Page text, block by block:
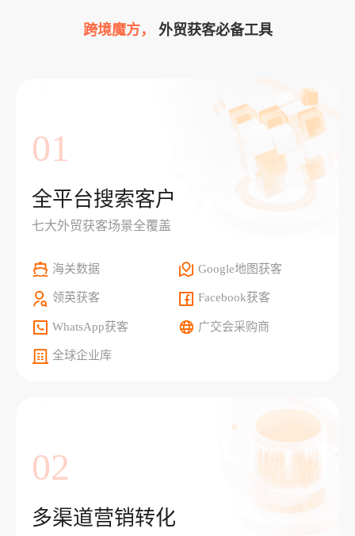
跨境魔方， 外贸获客必备工具
01
全平台搜索客户
七大外贸获客场景全覆盖
海关数据 Google地图获客
领英获客 Facebook获客
WhatsApp获客 广交会采购商
全球企业库
02
多渠道营销转化